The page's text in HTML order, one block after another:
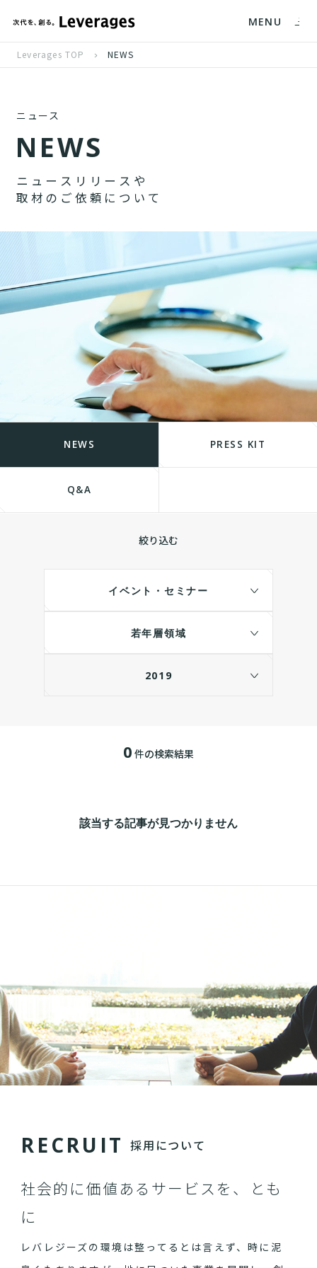
MENU
Leverages TOP NEWS
ニュース
NEWS
ニ ュ ー ス リ リ ー ス や
取 材 の ご 依 頼 に つ い て
NEWS PRESS KIT
Q&A
絞り込む
イベント・セミナー
若年層領域
2019
0 件の検索結果
該当する記事が見つかりません
RECRU IT 採用について
社会的に価値あるサービスを、とも
に
レバレジーズの環境は整ってるとは言えず、時に泥